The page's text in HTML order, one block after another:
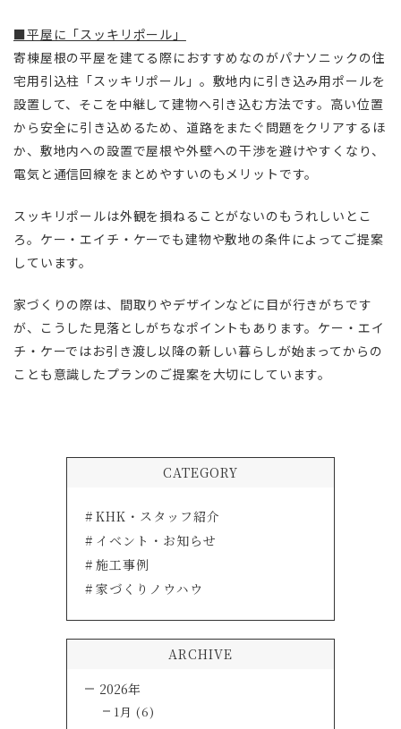
■平屋に「スッキリポール」
寄棟屋根の平屋を建てる際におすすめなのがパナソニックの住
宅用引込柱「スッキリポール」。敷地内に引き込み用ポールを
設置して、そこを中継して建物へ引き込む方法です。高い位置
から安全に引き込めるため、道路をまたぐ問題をクリアするほ
か、敷地内への設置で屋根や外壁への干渉を避けやすくなり、
電気と通信回線をまとめやすいのもメリットです。
スッキリポールは外観を損ねることがないのもうれしいとこ
ろ。ケー・エイチ・ケーでも建物や敷地の条件によってご提案
しています。
家づくりの際は、間取りやデザインなどに目が行きがちです
が、こうした見落としがちなポイントもあります。ケー・エイ
チ・ケーではお引き渡し以降の新しい暮らしが始まってからの
ことも意識したプランのご提案を大切にしています。
CATEGORY
KHK・スタッフ紹介
イベント・お知らせ
施工事例
家づくりノウハウ
ARCHIVE
2026年
1月 (6)